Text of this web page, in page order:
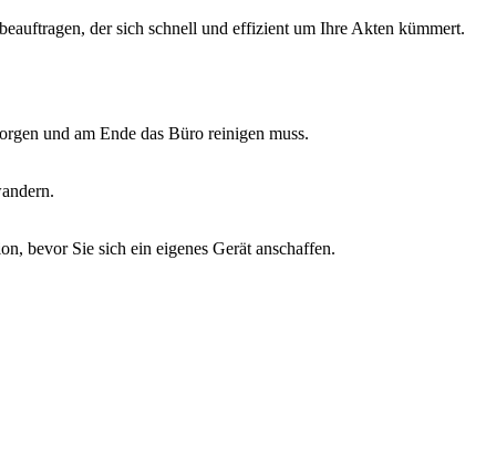
der sich schnell und effizient um Ihre Akten kümmert.
und am Ende das Büro reinigen muss.
bevor Sie sich ein eigenes Gerät anschaffen.